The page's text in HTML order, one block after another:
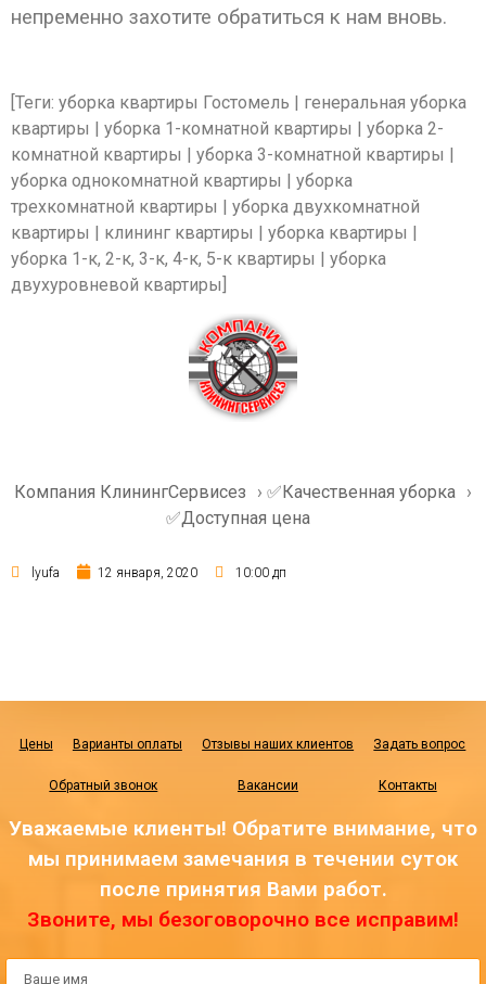
непременно захотите обратиться к нам вновь.
[Теги: уборка квартиры Гостомель | генеральная уборка
квартиры | уборка 1-комнатной квартиры | уборка 2-
комнатной квартиры | уборка 3-комнатной квартиры |
уборка однокомнатной квартиры | уборка
трехкомнатной квартиры | уборка двухкомнатной
квартиры | клининг квартиры | уборка квартиры |
уборка 1-к, 2-к, 3-к, 4-к, 5-к квартиры | уборка
двухуровневой квартиры]
Компания КлинингСервисез › ✅Качественная уборка ›
✅Доступная цена
lyufa 12 января, 2020 10:00 дп
Цены Варианты оплаты Отзывы наших клиентов Задать вопрос
Обратный звонок Вакансии Контакты
Уважаемые клиенты! Обратите внимание, что
мы принимаем замечания в течении суток
после принятия Вами работ.
Звоните, мы безоговорочно все исправим!